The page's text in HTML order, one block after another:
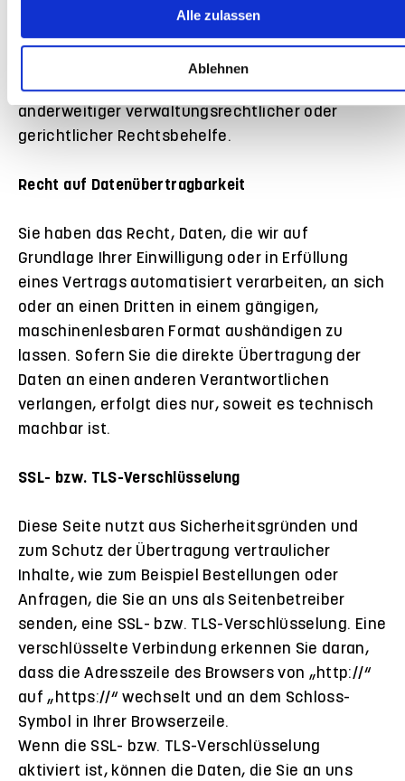
Alle zulassen
Ablehnen
Mitgliedstaat ihres gewöhnlichen Aufenthalts,
ihres Arbeitsplatzes oder des Orts des
mutmaßlichen Verstoßes zu. Das
Beschwerderecht besteht unbeschadet
anderweitiger verwaltungsrechtlicher oder
gerichtlicher Rechtsbehelfe.
Recht auf Datenübertragbarkeit
Sie haben das Recht, Daten, die wir auf
Grundlage Ihrer Einwilligung oder in Erfüllung
eines Vertrags automatisiert verarbeiten, an sich
oder an einen Dritten in einem gängigen,
maschinenlesbaren Format aushändigen zu
lassen. Sofern Sie die direkte Übertragung der
Daten an einen anderen Verantwortlichen
verlangen, erfolgt dies nur, soweit es technisch
machbar ist.
SSL- bzw. TLS-Verschlüsselung
Diese Seite nutzt aus Sicherheitsgründen und
zum Schutz der Übertragung vertraulicher
Inhalte, wie zum Beispiel Bestellungen oder
Anfragen, die Sie an uns als Seitenbetreiber
senden, eine SSL- bzw. TLS-Verschlüsselung. Eine
verschlüsselte Verbindung erkennen Sie daran,
dass die Adresszeile des Browsers von „http://“
auf „https://“ wechselt und an dem Schloss-
Symbol in Ihrer Browserzeile.
Wenn die SSL- bzw. TLS-Verschlüsselung
aktiviert ist, können die Daten, die Sie an uns